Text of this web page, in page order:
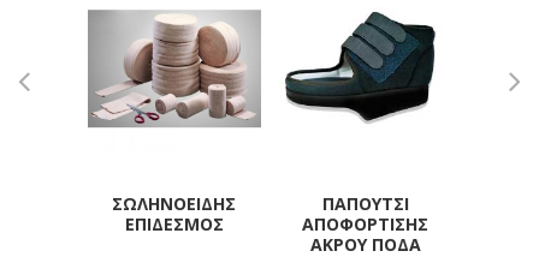
ΣΩΛΗΝΟΕΙΔΉΣ
ΕΠΊΔΕΣΜΟΣ
ΠΑΠΟΎΤΣΙ
ΑΠΟΦΌΡΤΙΣΗΣ
ΆΚΡΟΥ ΠΌΔΑ